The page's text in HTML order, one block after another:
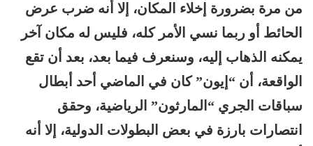
من مرة بضرورة إخلاء المكان، إلا أنه ضرب عرض
الحائط أو ربما نسي الأمر كله، فليس له مكان آخر
يمكنه الذهاب إليه، وسنعرف فيما بعد، بعد أن تقع
الواقعة، أن “إيون” كان في الماضي أحد أبطال
سباقات الجري “المارثون” الرياضية، وحقق
انتصارات بارزة في بعض البطولات الدولية، إلا أنه